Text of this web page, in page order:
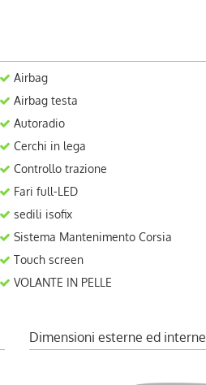
Airbag
Airbag testa
Autoradio
Cerchi in lega
Controllo trazione
Fari full-LED
sedili isofix
Sistema Mantenimento Corsia
Touch screen
VOLANTE IN PELLE
Dimensioni esterne ed interne